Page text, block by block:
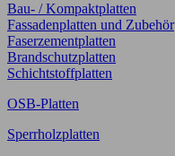
Bau- / Kompaktplatten
Fassadenplatten und Zubehör
Faserzementplatten
Brandschutzplatten
Schichtstoffplatten
OSB-Platten
Sperrholzplatten